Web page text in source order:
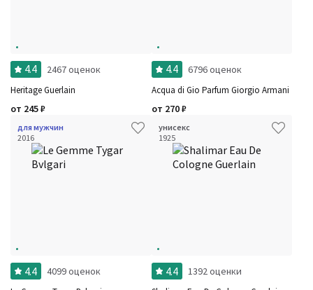
4.4 2467 оценок
Heritage Guerlain
от 245₽
4.4 6796 оценок
Acqua di Gio Parfum Giorgio Armani
от 270₽
для мужчин
2016
4.4 4099 оценок
унисекс
1925
4.4 1392 оценки